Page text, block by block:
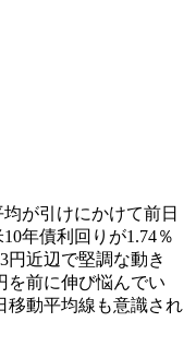
均が引けにかけて前日
年債利回りが1.74％
円近辺で堅調な動き
を前に伸び悩んでい
移動平均線も意識され